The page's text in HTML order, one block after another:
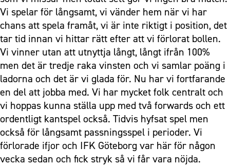
Vi spelar för långsamt, vi vänder hem när vi har
chans att spela framåt, vi är inte riktigt i position, det
tar tid innan vi hittar rätt efter att vi förlorat bollen.
Vi vinner utan att utnyttja långt, långt ifrån 100%
men det är tredje raka vinsten och vi samlar poäng i
ladorna och det är vi glada för. Nu har vi fortfarande
en del att jobba med. Vi har mycket folk centralt och
vi hoppas kunna ställa upp med två forwards och ett
ordentligt kantspel också. Tidvis hyfsat spel men
också för långsamt passningsspel i perioder. Vi
förlorade ifjor och IFK Göteborg var här för någon
vecka sedan och fick stryk så vi får vara nöjda.